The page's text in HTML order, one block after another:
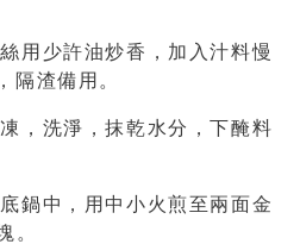
用少許油炒香，加入汁料慢
隔渣備用。
，洗淨，抹乾水分，下醃料
鍋中，用中小火煎至兩面金
。